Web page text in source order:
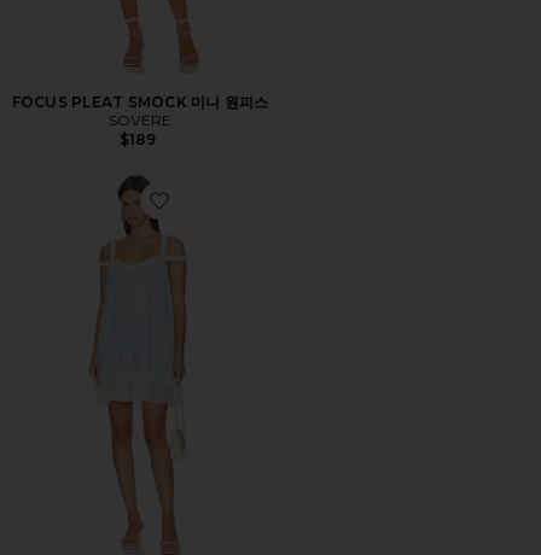
FOCUS PLEAT SMOCK 미니 원피스
SOVERE
$189
Favorite HEARTBREAKER 미니 슬립 드레스